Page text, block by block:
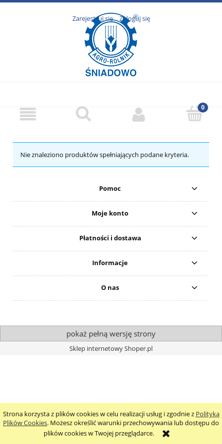
Strona korzysta z plików cookies w celu realizacji usług i zgodnie z Polityką
Plików Cookies. Możesz określić warunki przechowywania lub dostępu do
plików cookies w Twojej przeglądarce.
Zarejestruj się Zaloguj się
Nie znaleziono produktów spełniających podane kryteria.
Pomoc
Moje konto
Płatności i dostawa
Informacje
O nas
pokaż pełną wersję strony
Sklep internetowy Shoper.pl